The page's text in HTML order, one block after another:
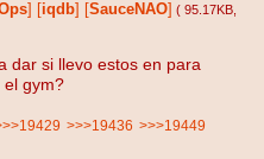
iqdb SauceNAO ( 95.17KB
dar si llevo estos en para
el gym?
>>>19436 >>>19449